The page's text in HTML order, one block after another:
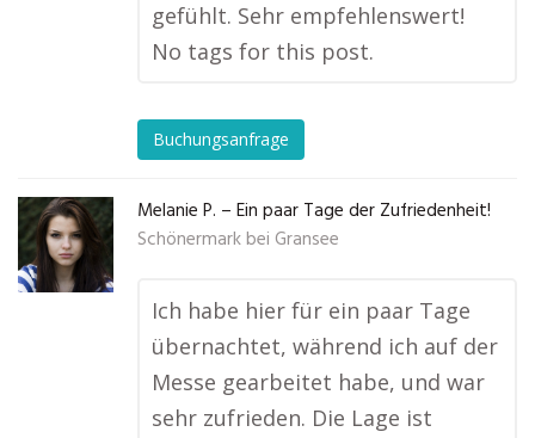
gefühlt. Sehr empfehlenswert!
No tags for this post.
Buchungsanfrage
Melanie P. – Ein paar Tage der Zufriedenheit!
Schönermark bei Gransee
Ich habe hier für ein paar Tage
übernachtet, während ich auf der
Messe gearbeitet habe, und war
sehr zufrieden. Die Lage ist